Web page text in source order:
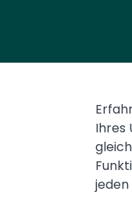
Ihres
jeden